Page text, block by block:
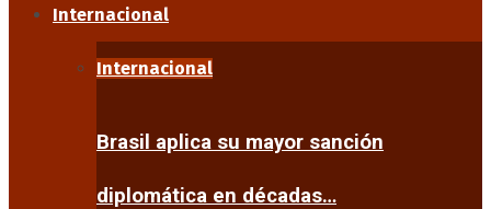
Internacional
Internacional
Brasil aplica su mayor sanción
diplomática en décadas…